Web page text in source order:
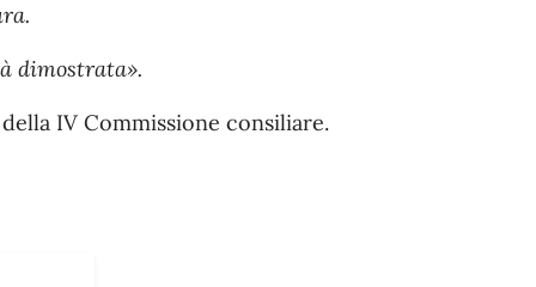
dimostrata».
IV Commissione consiliare.